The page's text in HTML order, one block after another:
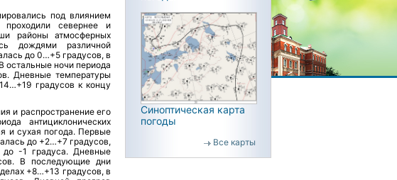
под влиянием
проходили севернее и
районы атмосферных
дождями различной
до 0…+5 градусов, в
остальные ночи периода
Дневные температуры
градусов к концу
и распространение его
антициклонических
и сухая погода. Первые
до +2…+7 градусов,
-1 градуса. Дневные
В последующие дни
+8…+13 градусов, в
Синоптическая карта
погоды
Все карты